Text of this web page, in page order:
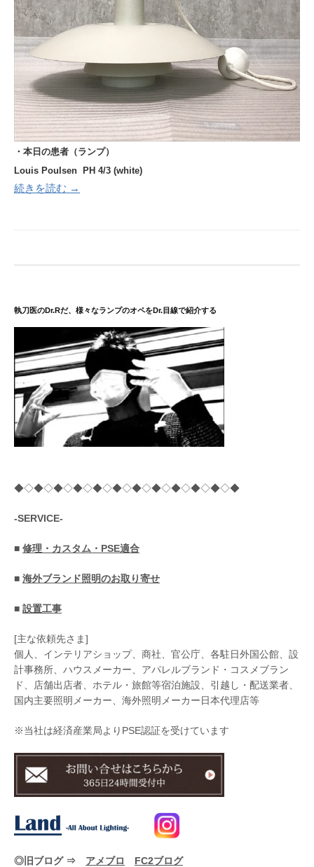
・本日の患者（ランプ）
Louis Poulsen PH 4/3 (white)
続きを読む →
執刀医のDr.Rだ、様々なランプのオペをDr.目線で紹介する
◆◇◆◇◆◇◆◇◆◇◆◇◆◇◆◇◆◇◆◇◆◇◆
-SERVICE-
■ 修理・カスタム・PSE適合
■ 海外ブランド照明のお取り寄せ
■ 設置工事
[主な依頼先さま]
個人、インテリアショップ、商社、官公庁、各駐日外国公館、設
計事務所、ハウスメーカー、アパレルブランド・コスメブラン
ド、店舗出店者、ホテル・旅館等宿泊施設、引越し・配送業者、
国内主要照明メーカー、海外照明メーカー日本代理店等
※当社は経済産業局よりPSE認証を受けています
◎旧ブログ ⇒ アメブロ FC2ブログ